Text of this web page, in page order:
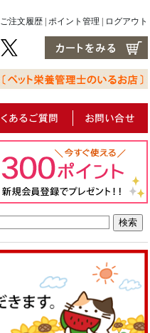
ご注文履歴 ポイント管理 ログアウト